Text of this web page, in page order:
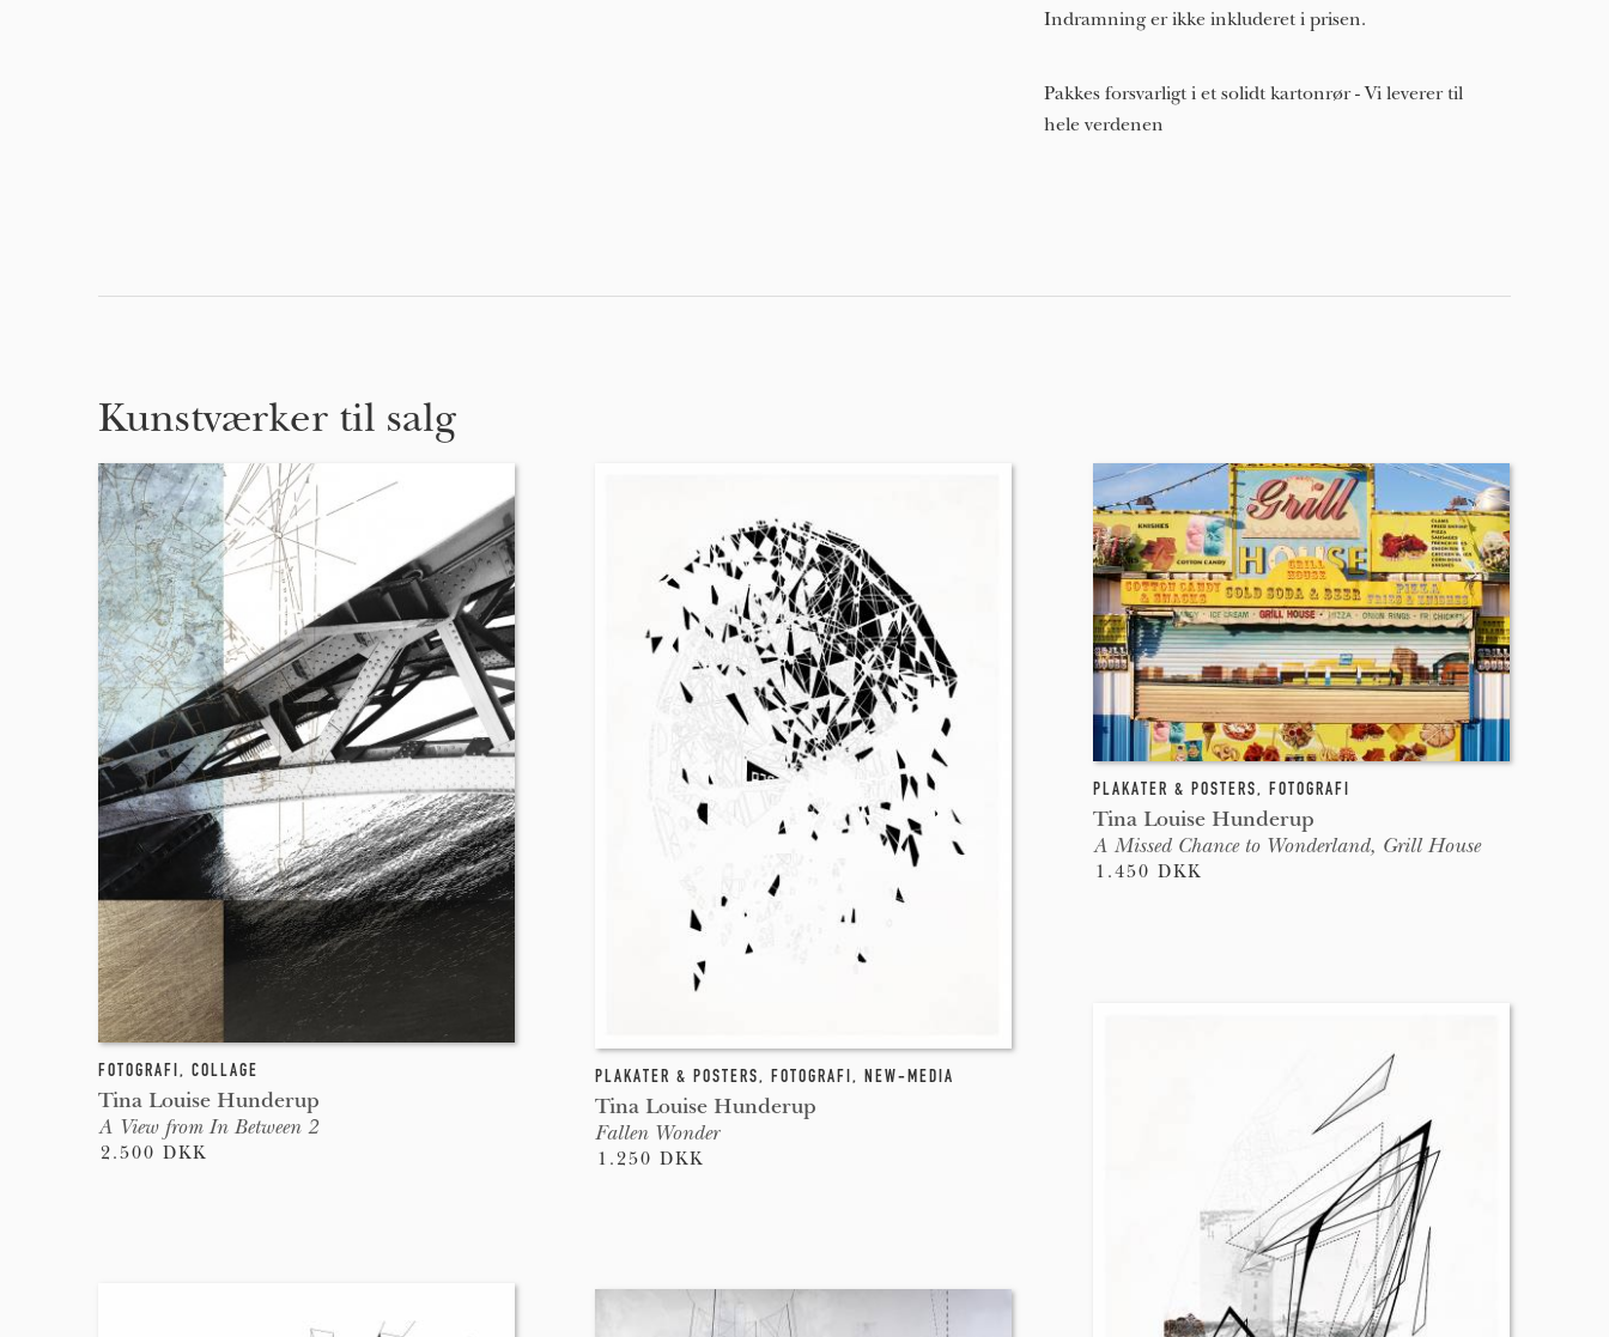
Indramning er ikke inkluderet i prisen.
Pakkes forsvarligt i et solidt kartonrør - Vi leverer til
hele verdenen
Kunstværker til salg
FOTOGRAFI, COLLAGE
Tina Louise Hunderup
A View from In Between 2
2.500 DKK
PLAKATER & POSTERS, FOTOGRAFI, NEW-MEDIA
Tina Louise Hunderup
Fallen Wonder
1.250 DKK
PLAKATER & POSTERS, FOTOGRAFI
Tina Louise Hunderup
A Missed Chance to Wonderland, Grill House
1.450 DKK